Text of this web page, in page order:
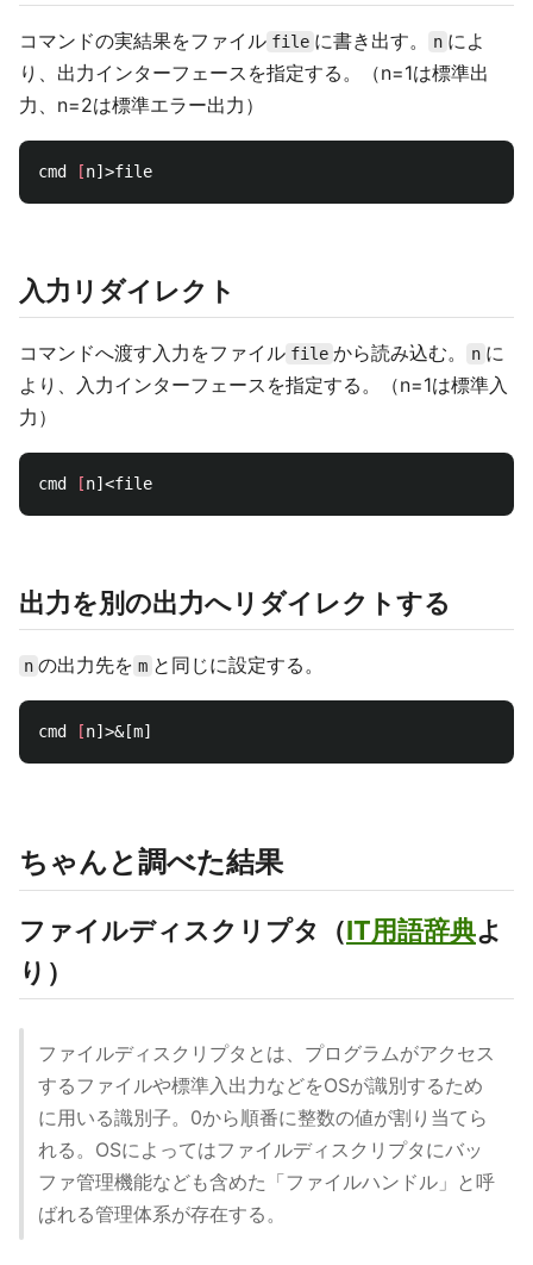
コマンドの実結果をファイル file に書き出す。 n によ
り、出力インターフェースを指定する。（n=1は標準出
力、n=2は標準エラー出力）
cmd [
入力リダイレクト
コマンドへ渡す入力をファイル file から読み込む。 n に
より、入力インターフェースを指定する。（n=1は標準入
力）
cmd [
出力を別の出力へリダイレクトする
n の出力先を m と同じに設定する。
cmd [
ちゃんと調べた結果
ファイルディスクリプタ（IT用語辞典よ
り）
ファイルディスクリプタとは、プログラムがアクセス
するファイルや標準入出力などをOSが識別するため
に用いる識別子。0から順番に整数の値が割り当てら
れる。OSによってはファイルディスクリプタにバッ
ファ管理機能なども含めた「ファイルハンドル」と呼
ばれる管理体系が存在する。